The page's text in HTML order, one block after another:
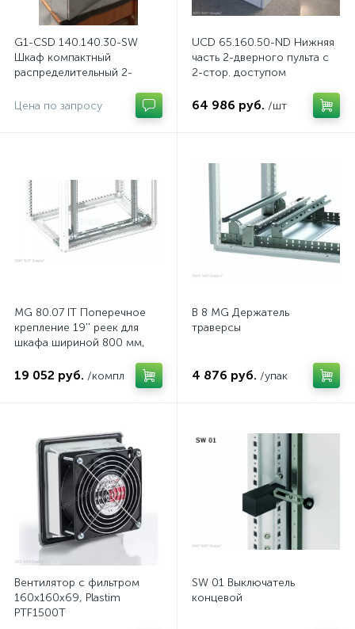
G1-CSD 140.140.30-SW
Шкаф компактный
распределительный 2-
стали, с перемычкой
Цена по запросу
UCD 65.160.50-ND Нижняя
часть 2-дверного пульта с
2-стор. доступом
64 986 руб. /шт
MG 80.07 IT Поперечное
крепление 19'' реек для
шкафа шириной 800 мм,
19 052 руб. /компл
B 8 MG Держатель
траверсы
4 876 руб. /упак
Вентилятор с фильтром
160x160x69, Plastim
PTF1500T
SW 01 Выключатель
концевой